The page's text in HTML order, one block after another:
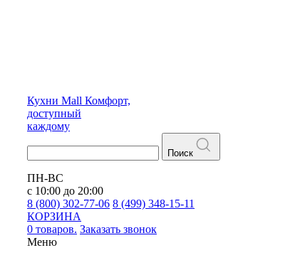
Кухни Mall Комфорт,
доступный
каждому
Поиск
ПН-ВС
с 10:00 до 20:00
8 (800) 302-77-06 8 (499) 348-15-11
КОРЗИНА
0 товаров. Заказать звонок
Меню